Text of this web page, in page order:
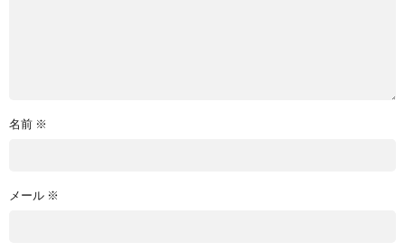
名前 ※
メール ※